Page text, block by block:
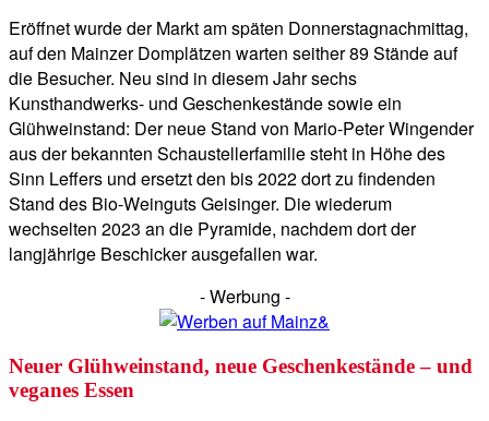
Eröffnet wurde der Markt am späten Donnerstagnachmittag,
auf den Mainzer Domplätzen warten seither 89 Stände auf
die Besucher. Neu sind in diesem Jahr sechs
Kunsthandwerks- und Geschenkestände sowie ein
Glühweinstand: Der neue Stand von Mario-Peter Wingender
aus der bekannten Schaustellerfamilie steht in Höhe des
Sinn Leffers und ersetzt den bis 2022 dort zu findenden
Stand des Bio-Weinguts Geisinger. Die wiederum
wechselten 2023 an die Pyramide, nachdem dort der
langjährige Beschicker ausgefallen war.
- Werbung -
Neuer Glühweinstand, neue Geschenkestände – und
veganes Essen